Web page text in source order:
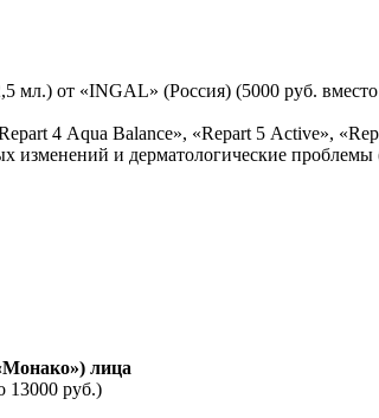
мл.) от «INGAL» (Россия) (5000 руб.
4 Aqua Balance», «Repart 5 Active»,
изменений и дерматологические
лица
13000 руб.)